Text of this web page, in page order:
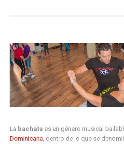
La bachata es un género musical
Dominicana, dentro de lo que se